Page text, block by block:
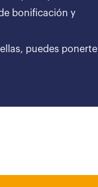
bonificación y
puedes ponerte